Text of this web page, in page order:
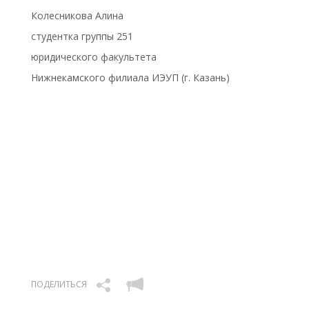
Колесникова Алина
студентка группы 251
юридического факультета
Нижнекамского филиала ИЭУП (г. Казань)
ПОДЕЛИТЬСЯ